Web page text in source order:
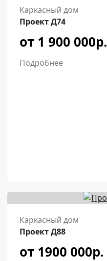
Каркасный дом
Проект Д74
от 1 900 000р.
Подробнее
Каркасный дом
Проект Д88
от 1900 000р.